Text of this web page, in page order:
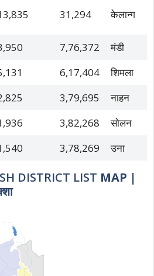
31,294 केलान्ग
7,76,372
मंडी
6,17,404
शिमला
3,79,695
नाहन
3,82,268
सोलन
3,78,269 उना
DISTRICT LIST MAP |